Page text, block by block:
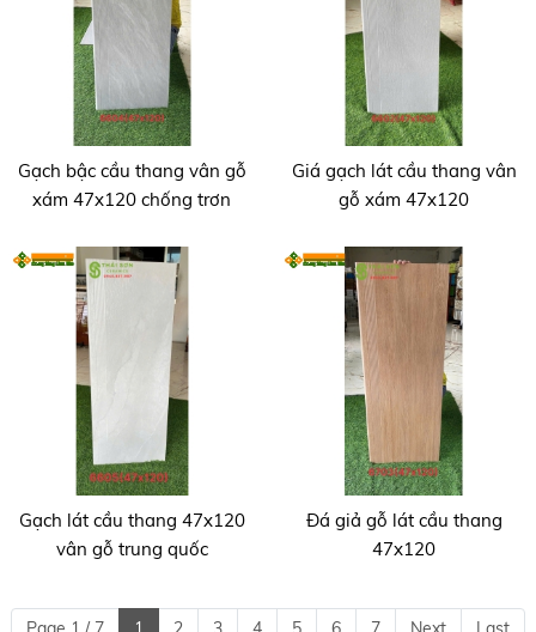
Gạch bậc cầu thang vân gỗ
xám 47x120 chống trơn
Giá gạch lát cầu thang vân
gỗ xám 47x120
Gạch lát cầu thang 47x120
vân gỗ trung quốc
Đá giả gỗ lát cầu thang
47x120